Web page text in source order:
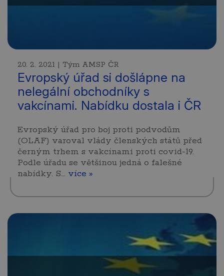
20. 2. 2021 | Tým AMSP ČR
Evropský úřad si došlápne na
nelegální obchodníky s
vakcínami. Nabídku dostala i ČR
Evropský úřad pro boj proti podvodům
(OLAF) varoval vlády členských států před
černým trhem s vakcínami proti covid-19.
Podle úřadu se většinou jedná o falešné
nabídky. S… více »